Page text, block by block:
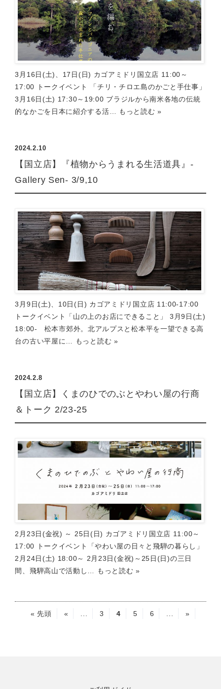
3月16日(土)、17日(日) カゴアミドリ国立店 11:00～
17:00 トークイベント 「チリ・チロエ島のかごと手仕事」
3月16日(土) 17:30～19:00 ブラジルから南米各地の伝統
的なかごを日本に紹介する活…
もっと読む »
2024.2.10
【国立店】『植物からうまれる生活道具』-
Gallery Sen- 3/9,10
3月9日(土)、10日(日) カゴアミドリ国立店 11:00-17:00
トークイベント「山の上のお店にできること」 3月9日(土)
18:00- 松本市郊外。北アルプスと松本平を一望できる高
台の古い平屋に…
もっと読む »
2024.2.8
【国立店】くまのひでのぶとやわい屋の行商
＆トーク 2/23-25
2月23日(金祝) ～ 25日(日) カゴアミドリ国立店 11:00～
17:00 トークイベント「やわい屋の日々と飛騨の暮らし」
2月24日(土) 18:00～ 2月23日(金祝)～25日(日)の三日
間、飛騨高山で活動し…
もっと読む »
« 先頭 « 3 4 5 6 »